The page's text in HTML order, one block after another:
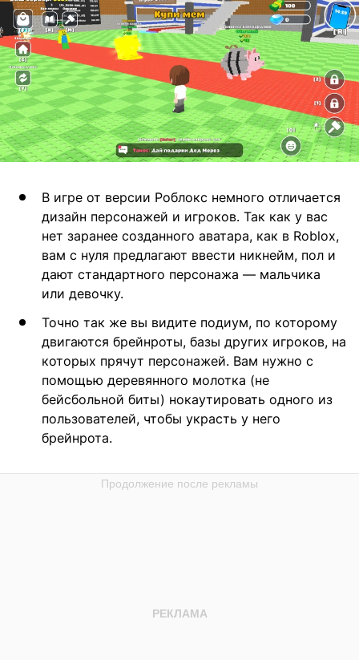
В игре от версии Роблокс немного отличается
дизайн персонажей и игроков. Так как у вас
нет заранее созданного аватара, как в Roblox,
вам с нуля предлагают ввести никнейм, пол и
дают стандартного персонажа — мальчика
или девочку.
Точно так же вы видите подиум, по которому
двигаются брейнроты, базы других игроков, на
которых прячут персонажей. Вам нужно с
помощью деревянного молотка (не
бейсбольной биты) нокаутировать одного из
пользователей, чтобы украсть у него
брейнрота.